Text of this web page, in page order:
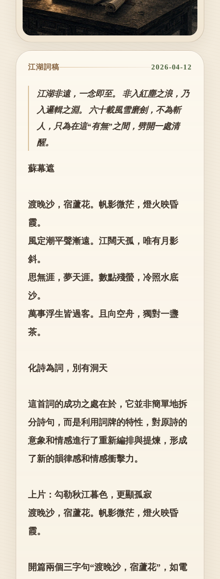
江湖詞稿 2026-04-12
江湖非遠，一念即至。 非入紅塵之浪，乃
入邏輯之淵。 六十載風雪磨劍，不為斬
人，只為在這“有無”之間，劈開一處清
醒。
蘇幕遮
渡晚沙，宿蘆花。帆影微茫，燈火映昏
霞。
風定潮平聲漸遠。江闊天孤，唯有月影
斜。
思無涯，夢天涯。數點殘螢，冷照水底
沙。
萬事浮生皆過客。且向空舟，獨對一盞
茶。
化詩為詞，別有洞天
這首詞的成功之處在於，它並非簡單地拆
分詩句，而是利用詞牌的特性，對原詩的
意象和情感進行了重新編排與提煉，形成
了新的韻律感和情感衝擊力。
上片：勾勒秋江暮色，更顯孤寂
渡晚沙，宿蘆花。帆影微茫，燈火映昏
霞。
開篇兩個三字句“渡晚沙，宿蘆花”，如電